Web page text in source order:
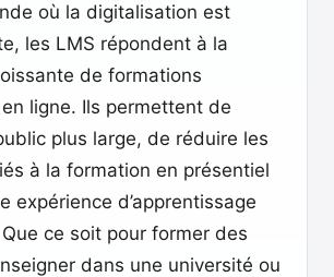
où la digitalisation est
les LMS répondent à la
de formations
ligne. Ils permettent de
plus large, de réduire les
à la formation en présentiel
expérience d’apprentissage
ce soit pour former des
dans une université ou